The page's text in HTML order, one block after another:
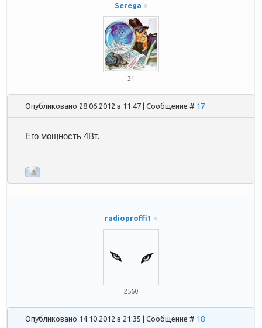
Serega
31
Опубликовано 28.06.2012 в 11:47 | Сообщение # 17
Его мощность 4Вт.
radioproffi1
2560
Опубликовано 14.10.2012 в 21:35 | Сообщение # 18